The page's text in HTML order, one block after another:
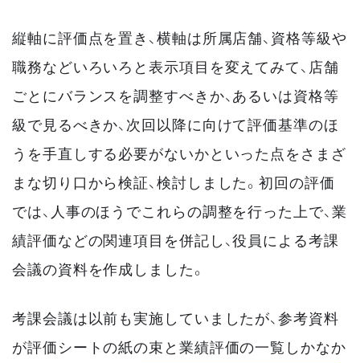
縦軸に評価点を置き、横軸は所属店舗、資格等級や
職務などいろいろと表示項目を変えてみて、店舗
ごとにバランスを調整すべきか、あるいは資格等
級で見るべきか、次回以降に向けて評価基準のほ
うを手直しする必要がないかといった点をさまざ
まな切り口から検証、検討しました。初回の評価
では、人事のほうでこれらの調整を行った上で、業
績評価などの関連項目を併記し、役員による考課
会議の資料を作成しました。
考課会議は以前も実施していましたが、参考資料
が評価シートの紙の束と業績評価の一覧しかなか